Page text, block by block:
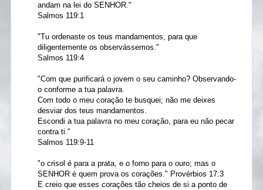
andam na lei do SENHOR."
Salmos 119:1
"Tu ordenaste os teus mandamentos, para que
diligentemente os observássemos."
Salmos 119:4
"Com que purificará o jovem o seu caminho? Observando-
o conforme a tua palavra.
Com todo o meu coração te busquei; não me deixes
desviar dos teus mandamentos.
Escondi a tua palavra no meu coração, para eu não pecar
contra ti."
Salmos 119:9-11
"o crisol é para a prata, e o forno para o ouro; mas o
SENHOR é quem prova os corações." Provérbios 17:3
E creio que esses corações tão cheios de si a ponto de